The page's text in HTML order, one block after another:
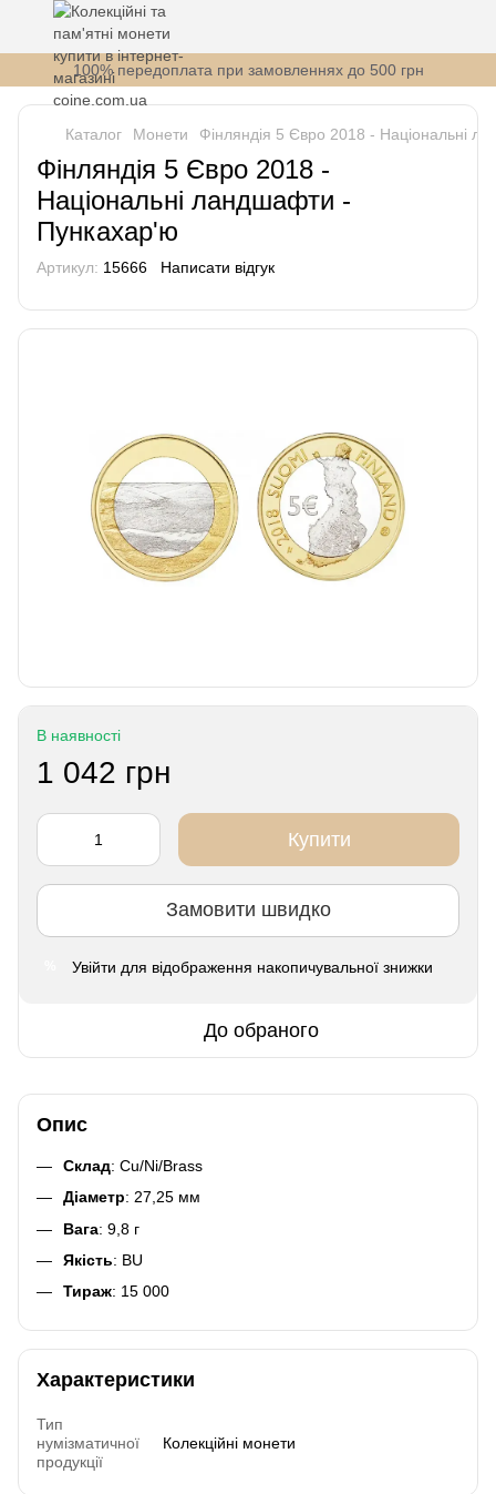
100% передоплата при замовленнях до 500 грн
Каталог Монети Фінляндія 5 Євро 2018 - Національні
Фінляндія 5 Євро 2018 -
Національні ландшафти -
Пункахар'ю
Артикул: 15666 Написати відгук
В наявності
1 042 грн
Купити
Замовити швидко
Увійти для відображення накопичувальної знижки
До обраного
Опис
Склад: Cu/Ni/Brass
Діаметр: 27,25 мм
Вага: 9,8 г
Якість: BU
Тираж: 15 000
Характеристики
Тип
нумізматичної
продукції
Колекційні монети